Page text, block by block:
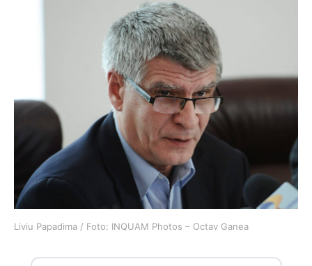
Liviu Papadima / Foto: INQUAM Photos – Octav Ganea